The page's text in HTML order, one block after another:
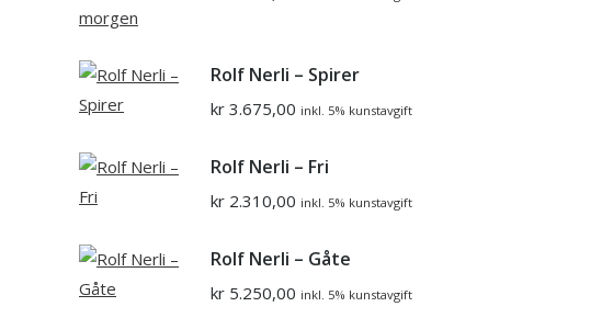
Rolf Nerli – Spirer
kr 3.675,00 inkl. 5% kunstavgift
Rolf Nerli – Fri
kr 2.310,00 inkl. 5% kunstavgift
Rolf Nerli – Gåte
kr 5.250,00 inkl. 5% kunstavgift